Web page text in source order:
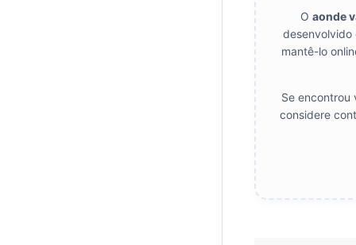
O aonde
desenvolvido
mantê-lo
Se encontrou
considere